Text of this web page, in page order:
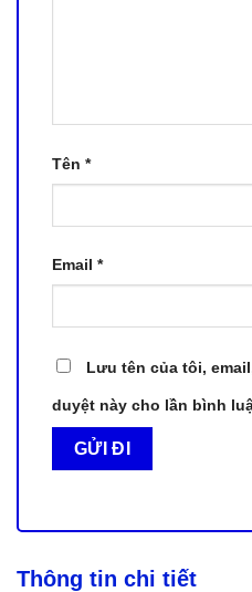
Tên *
Email *
Lưu tên của tôi,
duyệt này cho lần bình
Thông tin chi tiết